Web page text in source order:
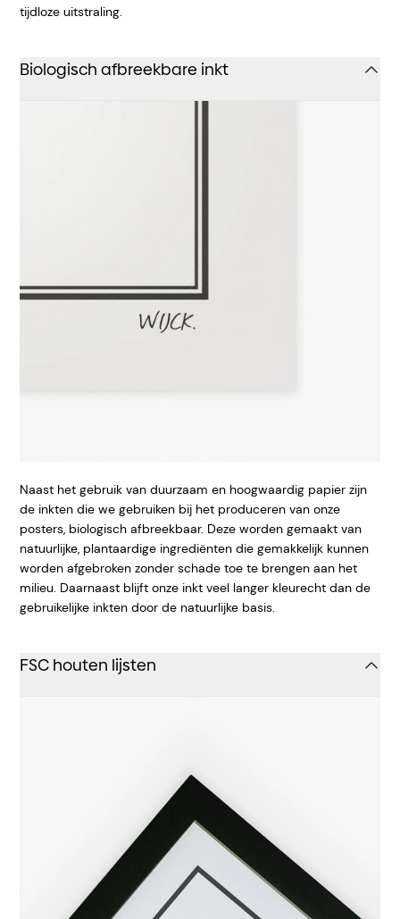
tijdloze uitstraling.
Biologisch afbreekbare inkt
Naast het gebruik van duurzaam en hoogwaardig papier zijn
de inkten die we gebruiken bij het produceren van onze
posters, biologisch afbreekbaar. Deze worden gemaakt van
natuurlijke, plantaardige ingrediënten die gemakkelijk kunnen
worden afgebroken zonder schade toe te brengen aan het
milieu. Daarnaast blijft onze inkt veel langer kleurecht dan de
gebruikelijke inkten door de natuurlijke basis.
FSC houten lijsten